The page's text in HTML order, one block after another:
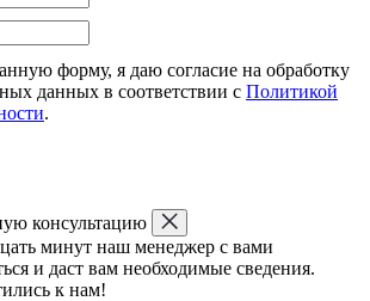
форму, я даю согласие на обработку
данных в соответствии с Политикой
.
консультацию
минут наш менеджер с вами
и даст вам необходимые сведения.
к нам!